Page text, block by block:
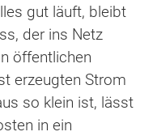
gut läuft, bleibt
der ins Netz
öffentlichen
erzeugten Strom
so klein ist, lässt
in ein